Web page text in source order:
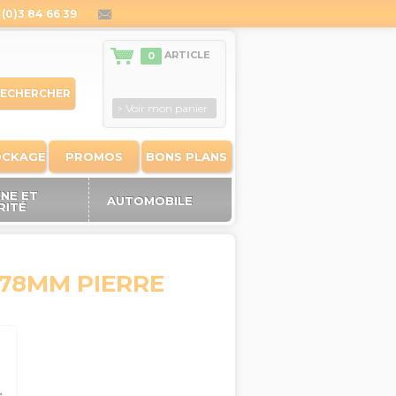
84 66 39
PROMOS BONS PLANS
0 ARTICLE
> Voir mon panier
ET
AUTOMOBILE
PIERRE